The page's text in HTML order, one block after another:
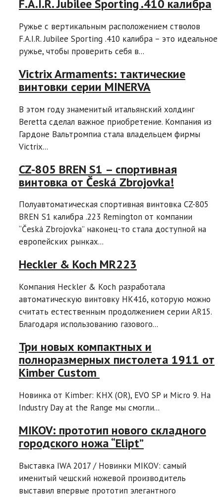
F.A.I.R. Jubilee Sporting .410 калибра
Ружье с вертикальным расположением стволов
F.A.I.R. Jubilee Sporting .410 калибра – это идеальное
ружье, чтобы проверить себя в...
Victrix Armaments: тактические
винтовки серии MINERVA
В этом году знаменитый итальянский холдинг
Beretta сделал важное приобретение. Компания из
Гардоне Вальтромпиа стала владельцем фирмы
Victrix...
CZ-805 BREN S1 – спортивная
винтовка от Česká Zbrojovka!
Полуавтоматическая спортивная винтовка CZ-805
BREN S1 калибра .223 Remington от компании
“Česká Zbrojovka” наконец-то стала доступной на
европейских рынках...
Heckler & Koch MR223
Компания Heckler & Koch разработала
автоматическую винтовку HK416, которую можно
считать естественным продолжением серии AR15.
Благодаря использованию газового...
Три новых компактных и
полноразмерных пистолета 1911 от
Kimber Custom
Новинка от Kimber: KHX (OR), EVO SP и Micro 9. На
Industry Day at the Range мы смогли...
MIKOV: прототип нового складного
городского ножа “Elipt”
Выставка IWA 2017 / Новинки MIKOV: самый
именитый чешский ножевой производитель
выставил впервые прототип элегантного